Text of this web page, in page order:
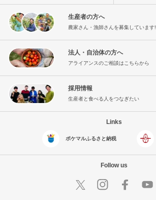
生産者の方へ
農家さん・漁師さんを募集しています!
法人・自治体の方へ
アライアンスのご相談はこちらから
採用情報
生産者と食べる人をつなぎたい
Links
ポケマルふるさと納税
Follow us